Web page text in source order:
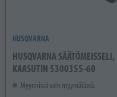
HUSQVARNA
HUSQVARNA SÄÄTÖMEISSELI,
KAASUTIN 5300355-60
Myynnissä vain myymälässä.